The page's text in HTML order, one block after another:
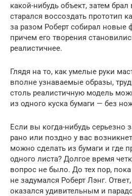
какой-нибудь объект, затем брал
старался воссоздать прототип
за разом Роберт собирал новые
причем его творения
реалистичнее.
Глядя на то, как умелые руки
вполне узнаваемые образы,
столь реалистичную модель
из одного куска бумаги — без
Если вы когда-нибудь серьезно
рано или поздно у вас
можно сделать из бумаги и где
одного листа? Долгое время
вопрос не было. До тех пор,
не задумался Роберт Лэнг.
оказался удивительным и